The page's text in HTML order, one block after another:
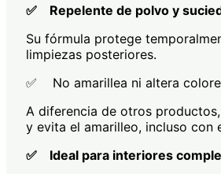
✅ Repelente de polvo y
Su fórmula protege
limpiezas posteriores.
✅ No amarillea ni altera
A diferencia de otros
y evita el amarilleo, incluso con
✅ Ideal para interiores